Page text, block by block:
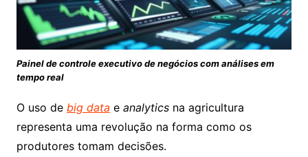
Painel de controle executivo de negócios com análises em
tempo real
O uso de big data e analyticsna agricultura
representa uma revolução na forma como os
produtores tomam decisões.